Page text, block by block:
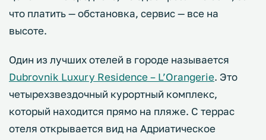
что платить — обстановка, сервис — все на
высоте.
Один из лучших отелей в городе называется
Dubrovnik Luxury Residence – L’Orangerie. Это
четырехзвездочный курортный комплекс,
который находится прямо на пляже. С террас
отеля открывается вид на Адриатическое